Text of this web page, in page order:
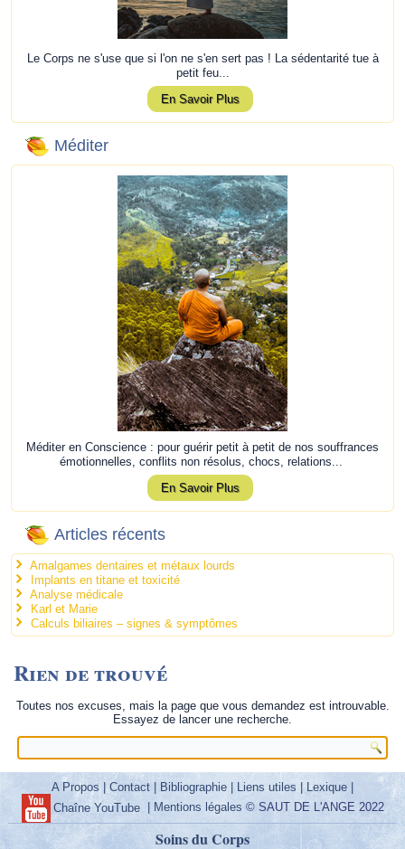
Le Corps ne s'use que si l'on ne s'en sert pas ! La sédentarité tue à
petit feu...
En Savoir Plus
Méditer
Méditer en Conscience : pour guérir petit à petit de nos souffrances
émotionnelles, conflits non résolus, chocs, relations...
En Savoir Plus
Articles récents
Amalgames dentaires et métaux lourds
Implants en titane et toxicité
Analyse médicale
Karl et Marie
Calculs biliaires – signes & symptômes
Rien de trouvé
Toutes nos excuses, mais la page que vous demandez est introuvable.
Essayez de lancer une recherche.
A Propos |Contact | Bibliographie | Liens utiles| Lexique |
Chaîne YouTube| Mentions légales © SAUT DE L'ANGE 2022
Soins du Corps